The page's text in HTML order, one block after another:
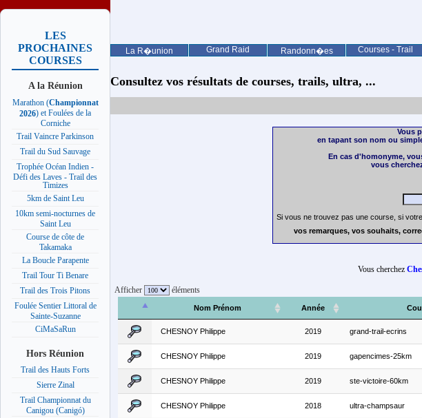
La R�union Grand Raid Randonn�es Courses - Trail
LES
PROCHAINES
COURSES
A la Réunion
Marathon (Championnat
2026) et Foulées de la
Corniche
Trail Vaincre Parkinson
Trail du Sud Sauvage
Trophée Océan Indien -
Défi des Laves - Trail des
Timizes
5km de Saint Leu
10km semi-nocturnes de
Saint Leu
Course de côte de
Takamaka
La Boucle Parapente
Trail Tour Ti Benare
Trail des Trois Pitons
Foulée Sentier Littoral de
Sainte-Suzanne
CiMaSaRun
Hors Réunion
Trail des Hauts Forts
Sierre Zinal
Trail Championnat du
Canigou (Canigó)
Consultez vos résultats de courses, trails, ultra, ...
Vous
en tapant son nom ou
En cas d'homonyme,
vous
Si vous ne trouvez pas une course, si
vos remarques, vos souhaits,
Vous cherchez
Afficher éléments
Nom Prénom Année
CHESNOY Philippe 2019 grand-trail-ecrins
CHESNOY Philippe 2019 gapencimes-25km
CHESNOY Philippe 2019 ste-victoire-60km
CHESNOY Philippe 2018 ultra-champsaur